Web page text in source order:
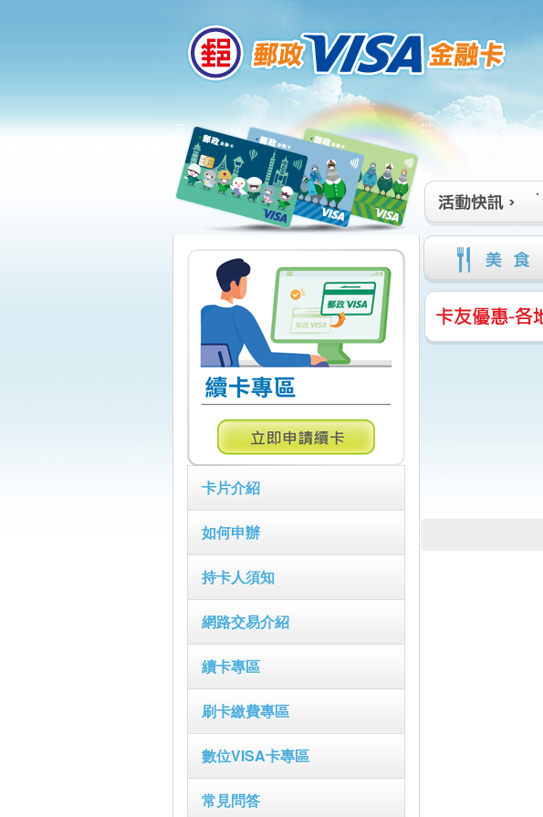
:::
卡片介紹
如何申辦
持卡人須知
網路交易介紹
續卡專區
刷卡繳費專區
數位VISA卡專區
常見問答
:::